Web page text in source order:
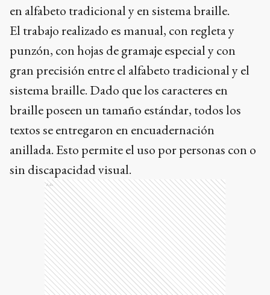
en alfabeto tradicional y en sistema braille.
El trabajo realizado es manual, con regleta y
punzón, con hojas de gramaje especial y con
gran precisión entre el alfabeto tradicional y el
sistema braille. Dado que los caracteres en
braille poseen un tamaño estándar, todos los
textos se entregaron en encuadernación
anillada. Esto permite el uso por personas con o
sin discapacidad visual.
Ads